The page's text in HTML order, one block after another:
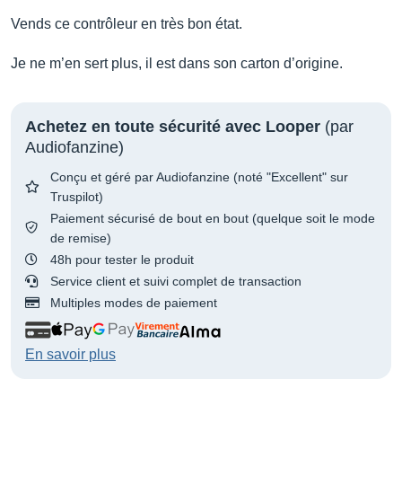
Vends ce contrôleur en très bon état.
Je ne m’en sert plus, il est dans son carton d’origine.
Achetez en toute sécurité avec Looper (par
Audiofanzine)
Conçu et géré par Audiofanzine (noté "Excellent" sur
Truspilot)
Paiement sécurisé de bout en bout (quelque soit le mode
de remise)
48h pour tester le produit
Service client et suivi complet de transaction
Multiples modes de paiement
En savoir plus